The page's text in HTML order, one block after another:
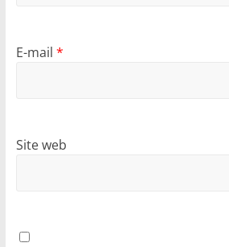
E-mail *
Site web